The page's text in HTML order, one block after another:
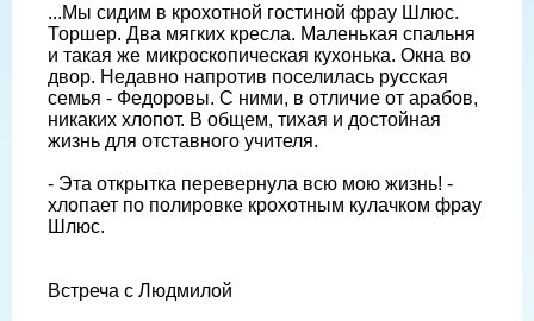
...Мы сидим в крохотной гостиной фрау Шлюс.
Торшер. Два мягких кресла. Маленькая спальня
и такая же микроскопическая кухонька. Окна во
двор. Недавно напротив поселилась русская
семья - Федоровы. С ними, в отличие от арабов,
никаких хлопот. В общем, тихая и достойная
жизнь для отставного учителя.
- Эта открытка перевернула всю мою жизнь! -
хлопает по полировке крохотным кулачком фрау
Шлюс.
Встреча с Людмилой